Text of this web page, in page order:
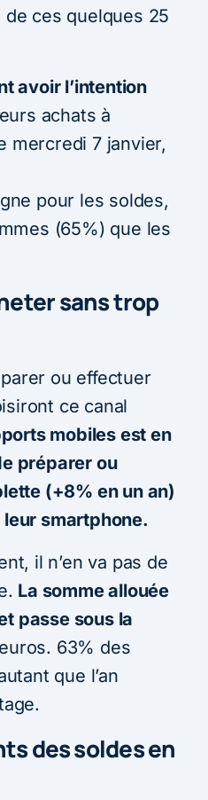
de ces quelques 25
avoir l’intention
achats à
mercredi 7 janvier,
pour les soldes,
(65%) que les
sans trop
ou effectuer
ce canal
mobiles est en
préparer ou
(+8% en un an)
smartphone.
il n’en va pas de
La somme allouée
passe sous la
63% des
que l’an
des soldes en